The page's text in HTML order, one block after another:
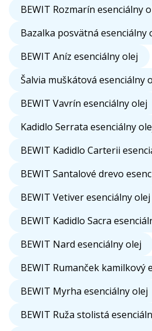
BEWIT Rozmarín esenciálny
Bazalka posvätná esenciálny
BEWIT Aníz esenciálny olej
Šalvia muškátová esenciálny
BEWIT Vavrín esenciálny olej
Kadidlo Serrata esenciálny
BEWIT Kadidlo Carterii
BEWIT Santalové drevo
BEWIT Vetiver esenciálny olej
BEWIT Kadidlo Sacra
BEWIT Nard esenciálny olej
BEWIT Rumanček kamilkový
BEWIT Myrha esenciálny olej
BEWIT Ruža stolistá